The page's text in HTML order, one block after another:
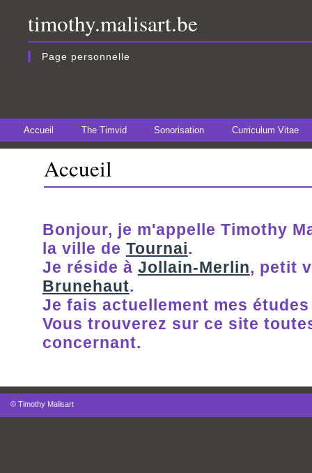
timothy.malisart.be
Page personnelle
Accueil The Timvid Sonorisation Curriculum Vitae
Accueil
Bonjour, je m'appelle Timothy
la ville de Tournai.
Je réside à Jollain-Merlin, petit
Brunehaut.
Je fais actuellement mes
Vous trouverez sur ce site
concernant.
© Timothy Malisart